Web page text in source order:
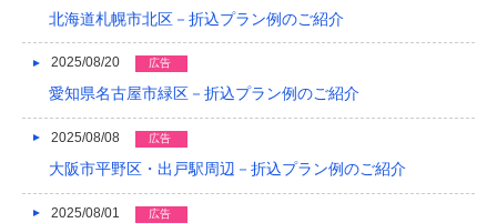
2017/02
2017/01
2016/12
2016/11
北海道札幌市北区－折込プラン例のご紹介
2025/08/20 広告
愛知県名古屋市緑区－折込プラン例のご紹介
2025/08/08 広告
大阪市平野区・出戸駅周辺－折込プラン例のご紹介
2025/08/01 広告